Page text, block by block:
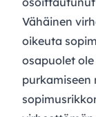
Vähäinen
oikeuta
osapuolet
purkamiseen